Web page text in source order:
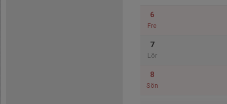
6
Fre
7
Lör
8
Sön